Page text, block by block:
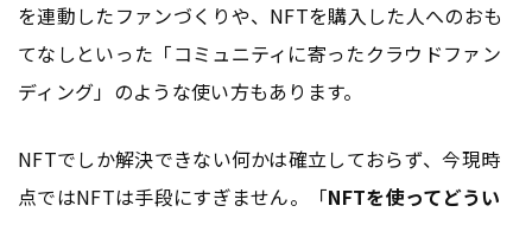
を連動したファンづくりや、NFTを購入した人へのおも
てなしといった「コミュニティに寄ったクラウドファン
ディング」のような使い方もあります。
NFTでしか解決できない何かは確立しておらず、今現時
点ではNFTは手段にすぎません。「NFTを使ってどうい